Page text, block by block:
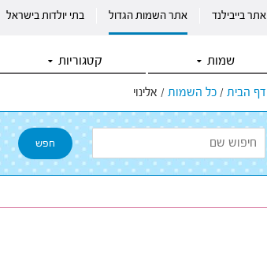
אתר בייבילנד אתר השמות הגדול בתי יולדות בישראל
שמות קטגוריות
דף הבית / כל השמות / אלינוי